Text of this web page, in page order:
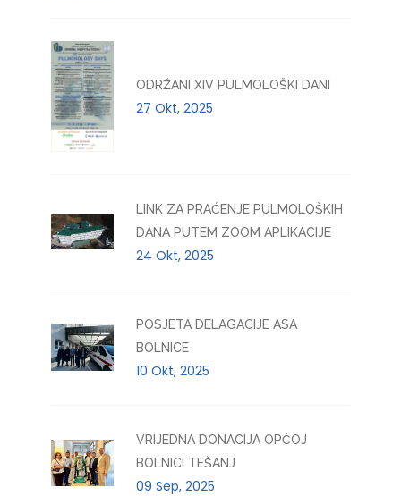
ODRŽANI XIV PULMOLOŠKI DANI
27 Okt, 2025
LINK ZA PRAĆENJE PULMOLOŠKIH
DANA PUTEM ZOOM APLIKACIJE
24 Okt, 2025
POSJETA DELAGACIJE ASA
BOLNICE
10 Okt, 2025
VRIJEDNA DONACIJA OPĆOJ
BOLNICI TEŠANJ
09 Sep, 2025